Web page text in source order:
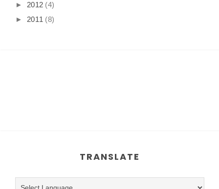
► 2012 (4)
► 2011 (8)
TRANSLATE